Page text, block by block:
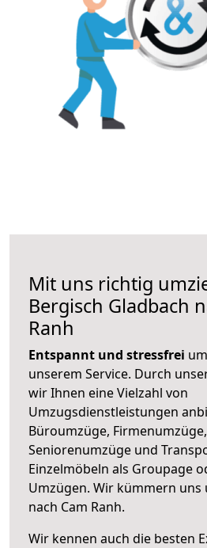
Mit uns richtig
Bergisch Gladbach
Ranh
Entspannt und stressfrei
unserem Service. Durch
wir Ihnen eine Vielzahl von
Umzugsdienstleistungen
Büroumzüge,
Seniorenumzüge und
Einzelmöbeln als Groupage
Umzügen. Wir kümmern uns
nach Cam Ranh.
Wir kennen auch die besten